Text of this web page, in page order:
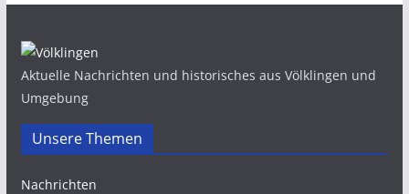
Aktuelle Nachrichten und historisches aus Völklingen und
Umgebung
Unsere Themen
Nachrichten